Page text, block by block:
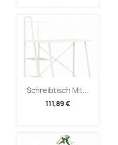
Schreibtisch Mit...
111,89 €